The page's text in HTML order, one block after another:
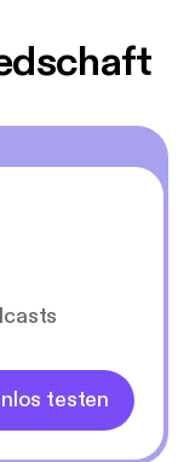
testen